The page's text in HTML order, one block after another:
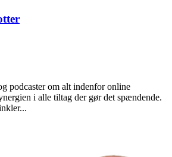
podcaster om alt indenfor online
i alle tiltag der gør det spændende.